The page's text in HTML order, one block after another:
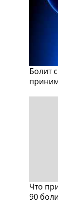
Болит
Что
90